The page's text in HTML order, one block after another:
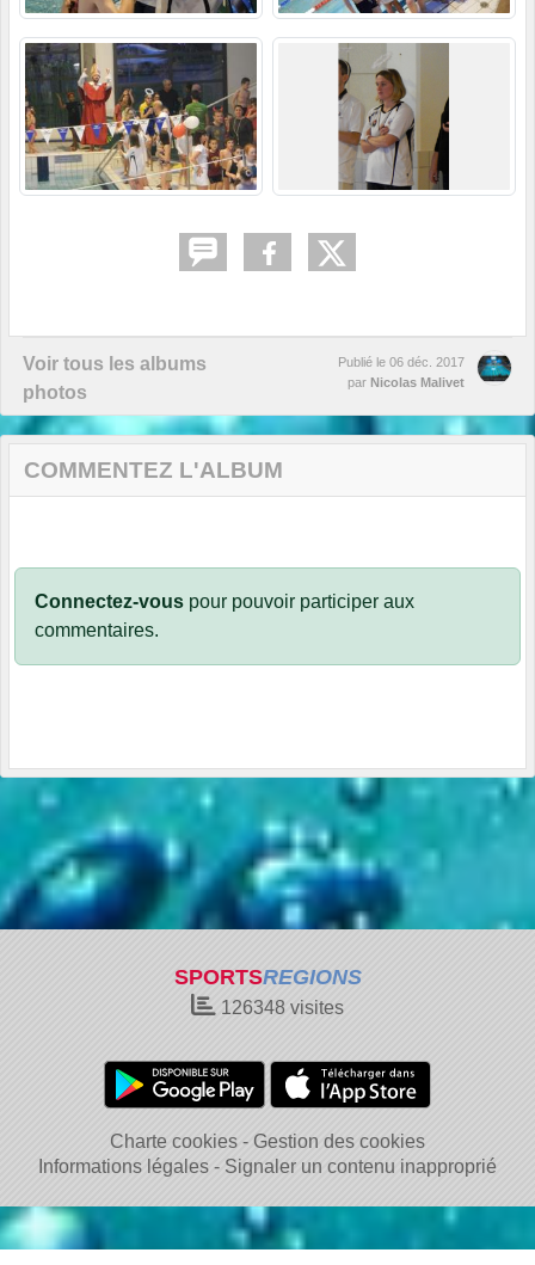
Voir tous les albums
photos
Publié le 06 déc. 2017
par Nicolas Malivet
COMMENTEZ L'ALBUM
Connectez-vous pour pouvoir participer aux
commentaires.
SPORTSREGIONS
126348 visites
Charte cookies
Gestion des cookies
Informations légales
Signaler un contenu inapproprié